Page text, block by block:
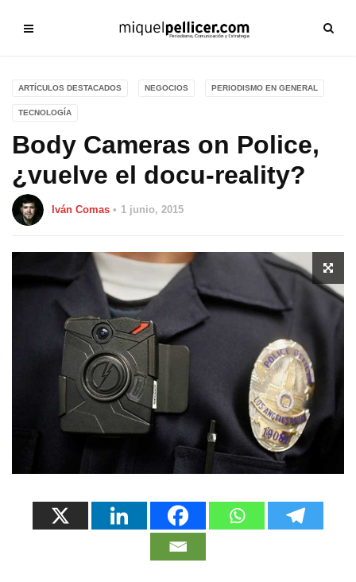
ARTÍCULOS DESTACADOS NEGOCIOS PERIODISMO EN GENERAL
TECNOLOGÍA
Body Cameras on Police,
¿vuelve el docu-reality?
Iván Comas 1 junio, 2015